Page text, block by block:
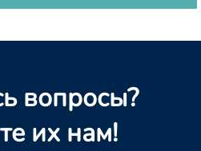
вопросы?
их нам!